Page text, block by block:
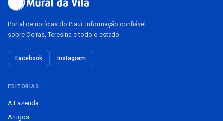
Portal de notícias do Piauí. Informação confiável
sobre Oeiras, Teresina e todo o estado.
Facebook Instagram
EDITORIAS
A Fazenda
Artigos